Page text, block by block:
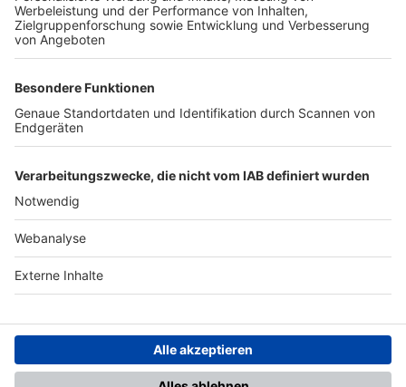
TOP-PARTNER
SFV DFB
Nutzungsbedingungen Datenschutz Impressum
Ihr Gerät wird möglicherweise
nicht vollständig unterstützt.